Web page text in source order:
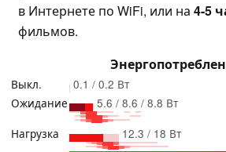
в Интернете по WiFi, или на 4-5
фильмов.
Выкл.
0.1 / 0.2 Вт
Ожидание
5.6 / 8.6 / 8.8 Вт
Нагрузка
12.3 / 18 Вт